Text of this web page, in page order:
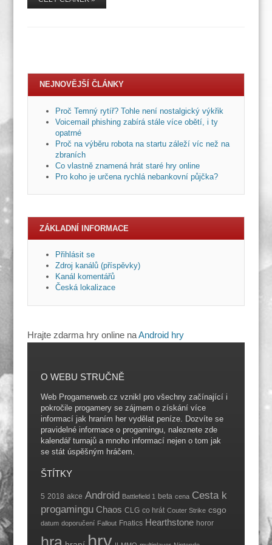
NEJNOVĚJŠÍ ČLÁNKY
Proč Temný rytíř? Tohle není nostalgický výkřik
Voicemail phishing zabírá stále více obětí, i ty
opatrné
Proč na výběru robota na startu záleží víc než na
zbraních
Co vlastně znamená hrát staré hry online
Pro koho je určena rychlá nebankovní půjčka?
ZÁKLADNÍ INFORMACE
Přihlásit se
Zdroj kanálů (příspěvky)
Kanál komentářů
Česká lokalizace
Hrajte zdarma hry online naAndroid hry
O WEBU STRUČNĚ
Web Progamerweb.cz vznikl pro všechny začínající i
pokročile progamery se zájmem o získání více
informací jak hraním her vydělat peníze. Dozvíte se
pravidelné informace o progamingu, naleznete zde
kalendář turnajů a mnoho informací nejen o tom jak
se stát úspěšným hráčem.
ŠTÍTKY
5 2018 akce Android Battlefield 1 beta cena Cesta k
progamingu Chaos CLG co hrát Couter Strike csgo
datum doporučení Fallout Fnatics Hearthstone horor